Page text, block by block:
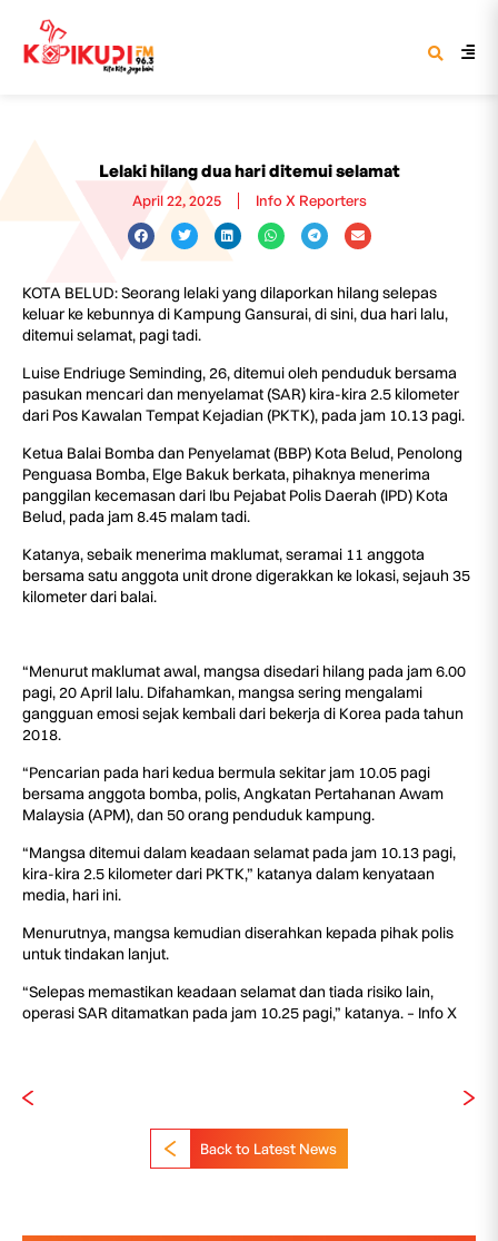
Lelaki hilang dua hari ditemui selamat
April 22, 2025 Info X Reporters
KOTA BELUD: Seorang lelaki yang dilaporkan hilang selepas
keluar ke kebunnya di Kampung Gansurai, di sini, dua hari lalu,
ditemui selamat, pagi tadi.
Luise Endriuge Seminding, 26, ditemui oleh penduduk bersama
pasukan mencari dan menyelamat (SAR) kira-kira 2.5 kilometer
dari Pos Kawalan Tempat Kejadian (PKTK), pada jam 10.13 pagi.
Ketua Balai Bomba dan Penyelamat (BBP) Kota Belud, Penolong
Penguasa Bomba, Elge Bakuk berkata, pihaknya menerima
panggilan kecemasan dari Ibu Pejabat Polis Daerah (IPD) Kota
Belud, pada jam 8.45 malam tadi.
Katanya, sebaik menerima maklumat, seramai 11 anggota
bersama satu anggota unit drone digerakkan ke lokasi, sejauh 35
kilometer dari balai.
“Menurut maklumat awal, mangsa disedari hilang pada jam 6.00
pagi, 20 April lalu. Difahamkan, mangsa sering mengalami
gangguan emosi sejak kembali dari bekerja di Korea pada tahun
2018.
“Pencarian pada hari kedua bermula sekitar jam 10.05 pagi
bersama anggota bomba, polis, Angkatan Pertahanan Awam
Malaysia (APM), dan 50 orang penduduk kampung.
“Mangsa ditemui dalam keadaan selamat pada jam 10.13 pagi,
kira-kira 2.5 kilometer dari PKTK,” katanya dalam kenyataan
media, hari ini.
Menurutnya, mangsa kemudian diserahkan kepada pihak polis
untuk tindakan lanjut.
“Selepas memastikan keadaan selamat dan tiada risiko lain,
operasi SAR ditamatkan pada jam 10.25 pagi,” katanya. – Info X
Back to Latest News